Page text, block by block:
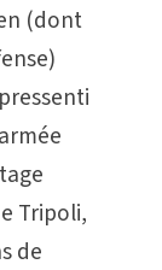
(dont
Tripoli,
de